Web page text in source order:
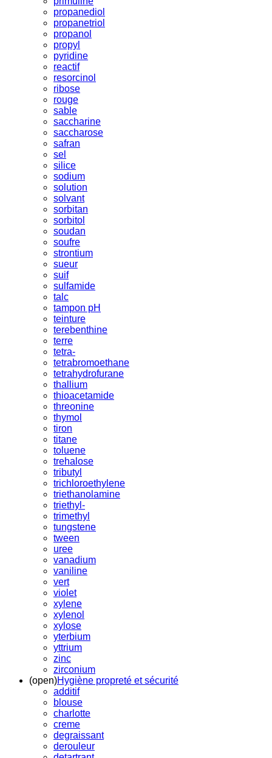
propanediol
propanetriol
propanol
propyl
pyridine
reactif
resorcinol
ribose
rouge
sable
saccharine
saccharose
safran
sel
silice
sodium
solution
solvant
sorbitan
sorbitol
soudan
soufre
strontium
sueur
suif
sulfamide
talc
tampon pH
teinture
terebenthine
terre
tetra-
tetrabromoethane
tetrahydrofurane
thallium
thioacetamide
threonine
thymol
tiron
titane
toluene
trehalose
tributyl
trichloroethylene
triethanolamine
triethyl-
trimethyl
tungstene
tween
uree
vanadium
vaniline
vert
violet
xylene
xylenol
xylose
yterbium
yttrium
zinc
zirconium
(open)Hygiène propreté et sécurité
additif
blouse
charlotte
creme
degraissant
derouleur